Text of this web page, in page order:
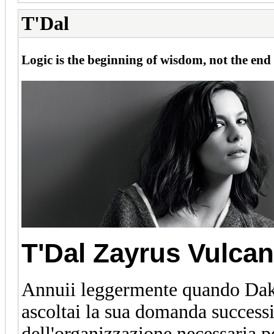
T'Dal
Logic is the beginning of wisdom, not the
T'Dal Zayrus
Annuii leggermente quando
ascoltai la sua domanda